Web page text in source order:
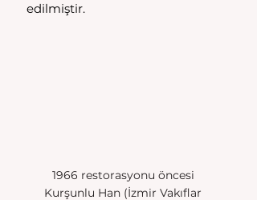
edilmiştir.
1966 restorasyonu öncesi
Kurşunlu Han (İzmir Vakıflar